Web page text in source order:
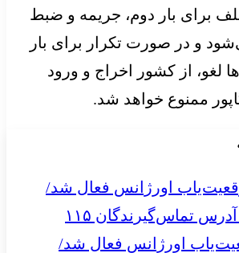
برای بار دوم، جریمه و ضبط
و در صورت تکرار برای بار
لغو، از کشور اخراج و ورود
ممنوع خواهد شد.
اورژانس فعال شد/